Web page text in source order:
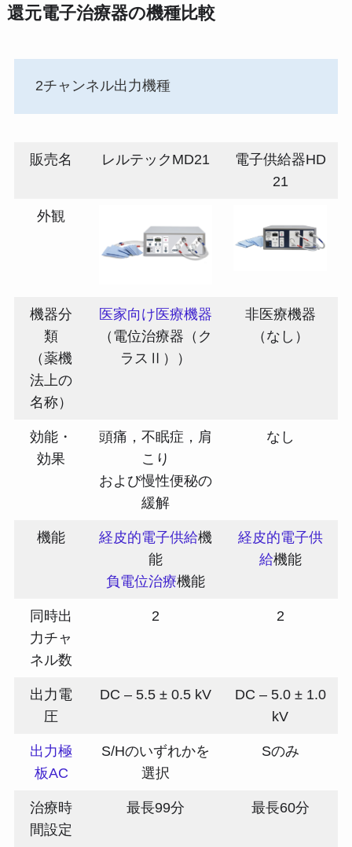
還元電子治療器の機種比較
2チャンネル出力機種
販売名 レルテックMD21
電子供給器HD
21
外観
機器分
類
（薬機
法上の
名称）
医家向け医療機器
（電位治療器（ク
ラスⅡ））
非医療機器
（なし）
効能・
効果
頭痛，不眠症，肩
こり
および慢性便秘の
緩解
なし
機能 経皮的電子供給機
能
負電位治療機能
経皮的電子供
給機能
同時出
力チャ
ネル数
2 2
出力電
圧
DC – 5.5 ± 0.5 kV
DC – 5.0 ± 1.0
kV
出力極
板AC
S/Hのいずれかを
選択
Sのみ
治療時
間設定
最長99分 最長60分